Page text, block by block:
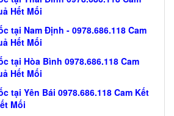
Hết Mối
tại Nam Định - 0978.686.118 Cam
Hết Mối
tại Hòa Bình 0978.686.118 Cam
Hết Mối
tại Yên Bái 0978.686.118 Cam Kết
Mối